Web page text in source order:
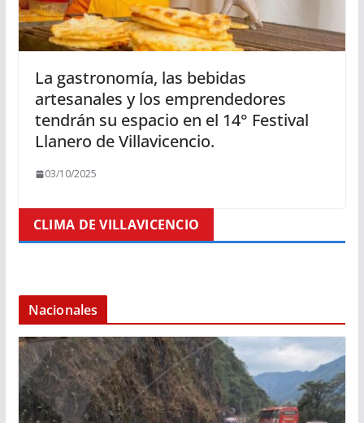
La gastronomía, las bebidas
artesanales y los emprendedores
tendrán su espacio en el 14° Festival
Llanero de Villavicencio.
03/10/2025
CLIMA DE VILLAVICENCIO
Nacionales